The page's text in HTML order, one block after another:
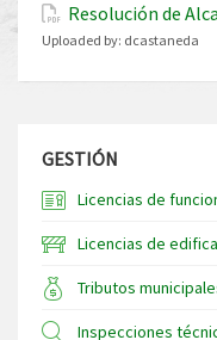
Resolución de
Uploaded by: dcastaneda
GESTIÓN
Licencias de
Licencias de
Tributos
Inspecciones